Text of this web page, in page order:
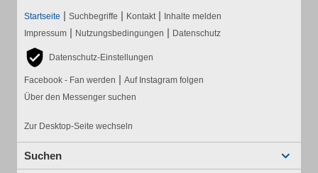
Startseite | Suchbegriffe | Kontakt | Inhalte melden
Impressum | Nutzungsbedingungen | Datenschutz
Datenschutz-Einstellungen
Facebook - Fan werden | Auf Instagram folgen
Über den Messenger suchen
Zur Desktop-Seite wechseln
Suchen